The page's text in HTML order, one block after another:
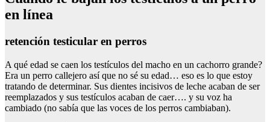
en línea
retención testicular en perros
A qué edad se caen los testículos del macho en un cachorro grande?
Era un perro callejero así que no sé su edad… eso es lo que estoy
tratando de determinar. Sus dientes incisivos de leche acaban de ser
reemplazados y sus testículos acaban de caer…. y su voz ha
cambiado (no sabía que las voces de los perros cambiaban).